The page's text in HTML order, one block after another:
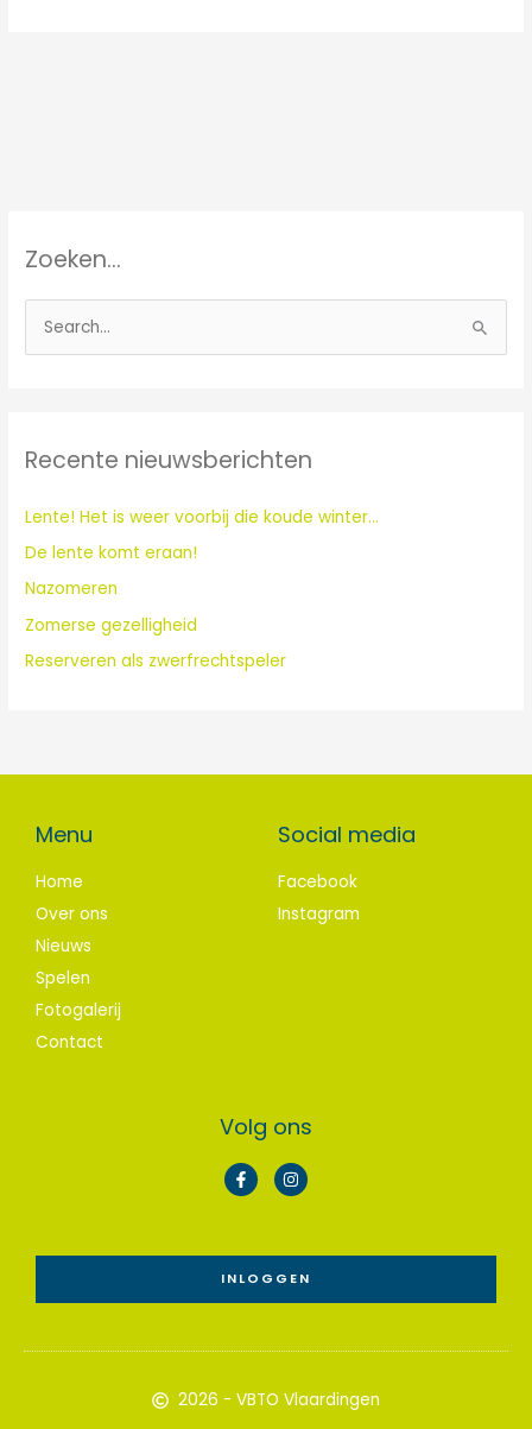
Zoeken…
n
a
r
:
Recente nieuwsberichten
Lente! Het is weer voorbij die koude winter…
De lente komt eraan!
Nazomeren
Zomerse gezelligheid
Reserveren als zwerfrechtspeler
Menu
Home
Over ons
Nieuws
Spelen
Fotogalerij
Contact
Social media
Facebook
Instagram
Volg ons
F
a
c
o
o
k
-
I
n
s
g
r
a
m
INLOGGEN
2026 - VBTO Vlaardingen